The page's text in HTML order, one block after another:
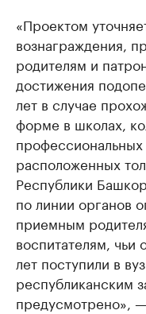
«Проектом
вознаграждения,
родителям и
достижения
лет в случае
форме в школах,
профессиональных
расположенных
Республики
по линии органов
приемным
воспитателям,
лет поступили в
республиканским
предусмотрено»,